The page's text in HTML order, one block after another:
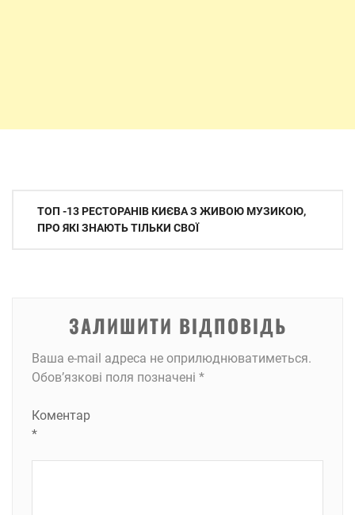
Навігація
записів
ТОП -13 РЕСТОРАНІВ КИЄВА З ЖИВОЮ МУЗИКОЮ,
ПРО ЯКІ ЗНАЮТЬ ТІЛЬКИ СВОЇ
ЗАЛИШИТИ ВІДПОВІДЬ
Ваша e-mail адреса не оприлюднюватиметься.
Обов’язкові поля позначені *
Коментар
*